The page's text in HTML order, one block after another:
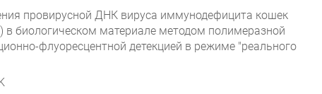
провирусной ДНК вируса иммунодефицита кошек
) в биологическом материале методом полимеразной
флуоресцентной детекцией в режиме "реального